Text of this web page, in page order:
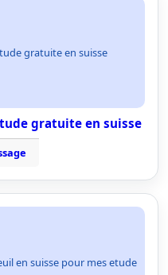
gratuite en suisse
gratuite en suisse
en suisse pour mes etude